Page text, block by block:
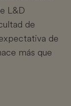
L&D
de
de
más que